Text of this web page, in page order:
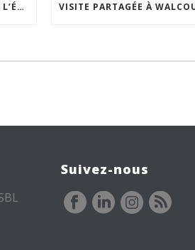
ACCEPTABILITÉ SOCIALE DE L’ÉCLAIRAGE NOCTURNE : LE REPLAY EST DISPONIBLE
Suivez-nous